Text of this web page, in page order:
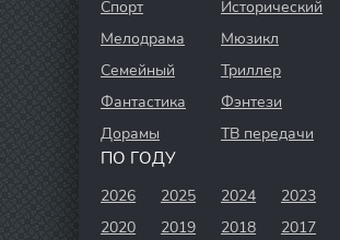
Спорт
Исторический
Мелодрама
Мюзикл
Семейный
Триллер
Фантастика
Фэнтези
Дорамы
ТВ передачи
ПО ГОДУ
2026 2025 2024 2023
2020
2019 2018 2017